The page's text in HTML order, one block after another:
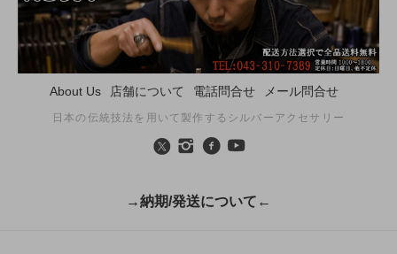
About Us 店舗について 電話問合せ メール問合せ
日本の伝統技法を用いて製作するシルバーアクセサリー
→納期/発送について←